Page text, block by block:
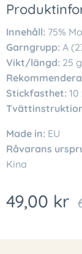
Innehåll: 75%
Garngrupp: A
Vikt/längd: 25
Stickfasthet: 10
Made in: EU
Råvarans
Kina
49,00 kr